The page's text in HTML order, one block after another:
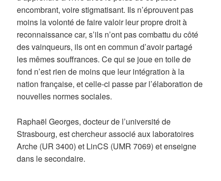
encombrant, voire stigmatisant. Ils n’éprouvent pas
moins la volonté de faire valoir leur propre droit à
reconnaissance car, s’ils n’ont pas combattu du côté
des vainqueurs, ils ont en commun d’avoir partagé
les mêmes souffrances. Ce qui se joue en toile de
fond n’est rien de moins que leur intégration à la
nation française, et celle-ci passe par l’élaboration de
nouvelles normes sociales.
Raphaël Georges, docteur de l’université de
Strasbourg, est chercheur associé aux laboratoires
Arche (UR 3400) et LinCS (UMR 7069) et enseigne
dans le secondaire.